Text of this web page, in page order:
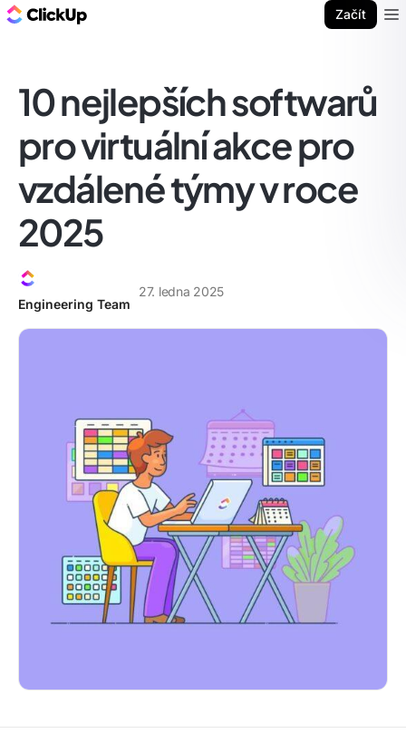
Začít
10 nejlepších softwarů
pro virtuální akce pro
vzdálené týmy v roce
2025
Engineering Team
27. ledna 2025